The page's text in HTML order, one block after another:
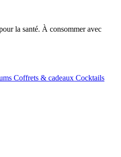
la santé. À consommer avec
Coffrets & cadeaux Cocktails